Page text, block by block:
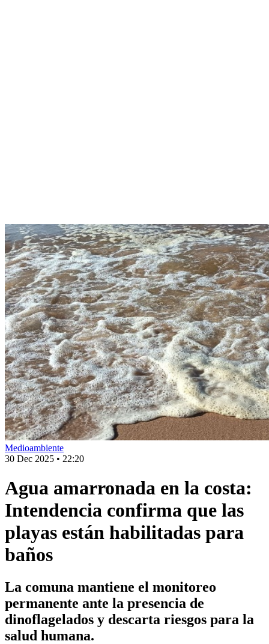
Medioambiente
30 Dec 2025 • 22:20
Agua amarronada en la costa:
Intendencia confirma que las
playas están habilitadas para
baños
La comuna mantiene el monitoreo
permanente ante la presencia de
dinoflagelados y descarta riesgos para la
salud humana.